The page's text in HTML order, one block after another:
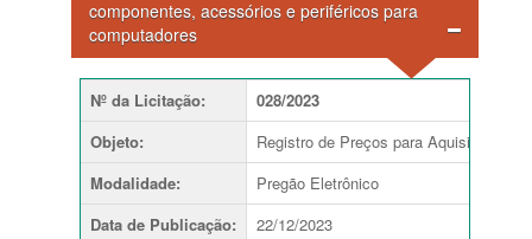
componentes, acessórios e periféricos para
computadores
Nº da Licitação:
028/2023
Objeto:
Registro de Preços para Aquisição de
Modalidade:
Pregão Eletrônico
Data de Publicação:
22/12/2023